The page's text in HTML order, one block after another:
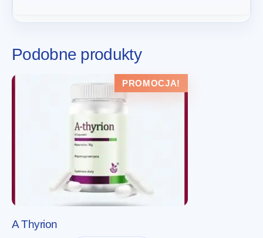
Podobne produkty
PROMOCJA!
A Thyrion